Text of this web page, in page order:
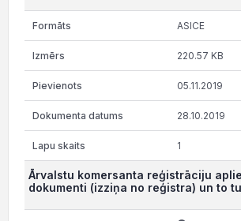
ASICE
220.57 KB
05.11.2019
28.10.2019
1
Ārvalstu komersanta reģistrāciju
dokumenti (izziņa no reģistra) un to